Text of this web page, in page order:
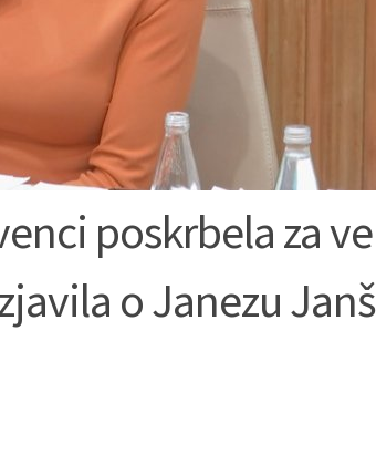
poskrbela za
o Janezu